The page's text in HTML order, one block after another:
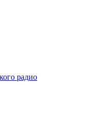
радио